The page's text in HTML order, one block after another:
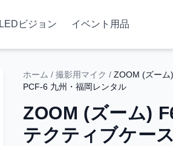
LEDビジョン イベント用品
ホーム / 撮影用マイク / ZOOM (ズーム
PCF-6 九州・福岡レンタル
ZOOM (ズーム)
テクティブケー